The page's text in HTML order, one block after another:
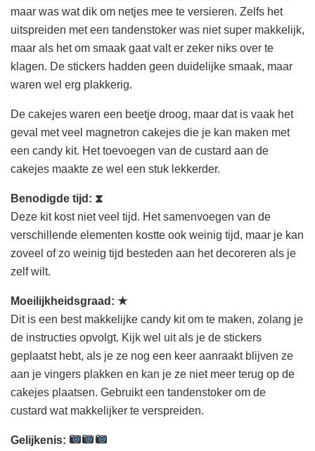
maar was wat dik om netjes mee te versieren. Zelfs het
uitspreiden met een tandenstoker was niet super makkelijk,
maar als het om smaak gaat valt er zeker niks over te
klagen. De stickers hadden geen duidelijke smaak, maar
waren wel erg plakkerig.
De cakejes waren een beetje droog, maar dat is vaak het
geval met veel magnetron cakejes die je kan maken met
een candy kit. Het toevoegen van de custard aan de
cakejes maakte ze wel een stuk lekkerder.
Benodigde tijd: ⧗
Deze kit kost niet veel tijd. Het samenvoegen van de
verschillende elementen kostte ook weinig tijd, maar je kan
zoveel of zo weinig tijd besteden aan het decoreren als je
zelf wilt.
Moeilijkheidsgraad: ★
Dit is een best makkelijke candy kit om te maken, zolang je
de instructies opvolgt. Kijk wel uit als je de stickers
geplaatst hebt, als je ze nog een keer aanraakt blijven ze
aan je vingers plakken en kan je ze niet meer terug op de
cakejes plaatsen. Gebruikt een tandenstoker om de
custard wat makkelijker te verspreiden.
Gelijkenis: